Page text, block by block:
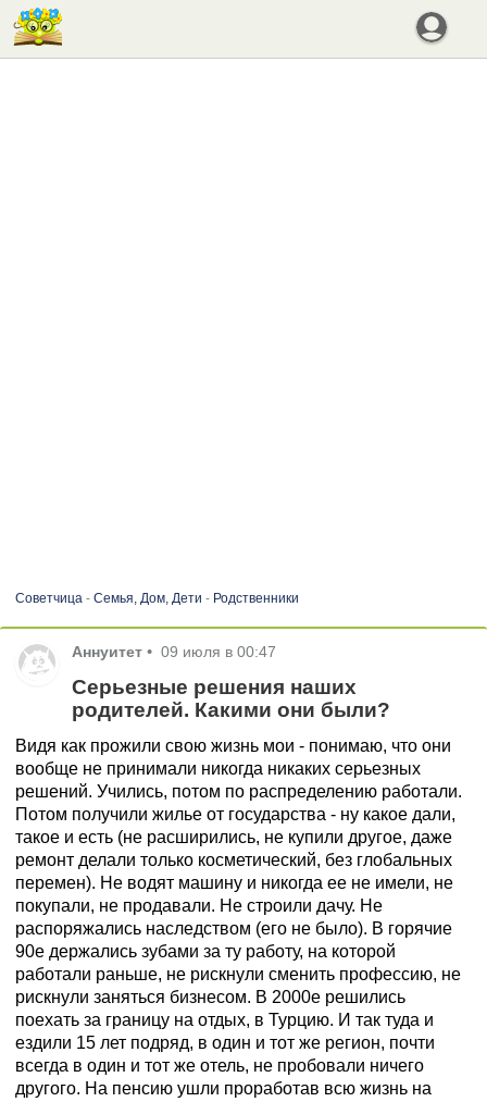
Советчица- Семья, Дом, Дети - Родственники
Аннуитет • 09 июля в 00:47
Серьезные решения наших
родителей. Какими они были?
Видя как прожили свою жизнь мои - понимаю, что они
вообще не принимали никогда никаких серьезных
решений. Учились, потом по распределению работали.
Потом получили жилье от государства - ну какое дали,
такое и есть (не расширились, не купили другое, даже
ремонт делали только косметический, без глобальных
перемен). Не водят машину и никогда ее не имели, не
покупали, не продавали. Не строили дачу. Не
распоряжались наследством (его не было). В горячие
90е держались зубами за ту работу, на которой
работали раньше, не рискнули сменить профессию, не
рискнули заняться бизнесом. В 2000е решились
поехать за границу на отдых, в Турцию. И так туда и
ездили 15 лет подряд, в один и тот же регион, почти
всегда в один и тот же отель, не пробовали ничего
другого. На пенсию ушли проработав всю жизнь на